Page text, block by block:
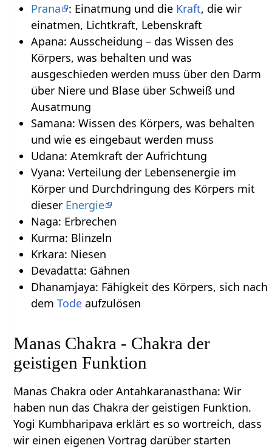
Prana
: Einatmung und die Kraft, die wir
einatmen, Lichtkraft, Lebenskraft
Apana: Ausscheidung – das Wissen des
Körpers, was behalten und was
ausgeschieden werden muss über den Darm
über Niere und Blase über Schweiß und
Ausatmung
Samana: Wissen des Körpers, was behalten
und wie es eingebaut werden muss
Udana: Atemkraft der Aufrichtung
Vyana: Verteilung der Lebensenergie im
Körper und Durchdringung des Körpers mit
dieser Energie
Naga: Erbrechen
Kurma: Blinzeln
Krkara: Niesen
Devadatta: Gähnen
Dhanamjaya: Fähigkeit des Körpers, sich nach
dem Todeaufzulösen
Manas Chakra - Chakra der
geistigen Funktion
Manas Chakra oder Antahkaranasthana: Wir
haben nun das Chakra der geistigen Funktion.
Yogi Kumbharipava erklärt es so wortreich, dass
wir einen eigenen Vortrag darüber starten